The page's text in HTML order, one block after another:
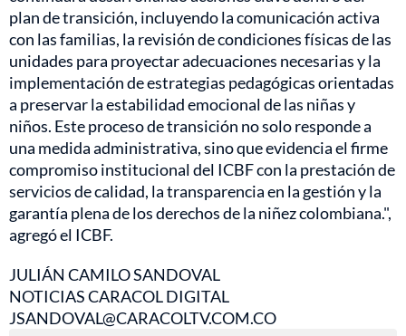
plan de transición, incluyendo la comunicación activa
con las familias, la revisión de condiciones físicas de las
unidades para proyectar adecuaciones necesarias y la
implementación de estrategias pedagógicas orientadas
a preservar la estabilidad emocional de las niñas y
niños. Este proceso de transición no solo responde a
una medida administrativa, sino que evidencia el firme
compromiso institucional del ICBF con la prestación de
servicios de calidad, la transparencia en la gestión y la
garantía plena de los derechos de la niñez colombiana.",
agregó el ICBF.
JULIÁN CAMILO SANDOVAL
NOTICIAS CARACOL DIGITAL
JSANDOVAL@CARACOLTV.COM.CO